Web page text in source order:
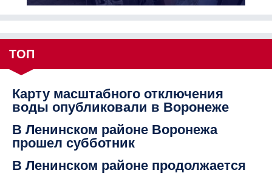
ТОП
Карту масштабного отключения
воды опубликовали в Воронеже
В Ленинском районе Воронежа
прошел субботник
В Ленинском районе продолжается